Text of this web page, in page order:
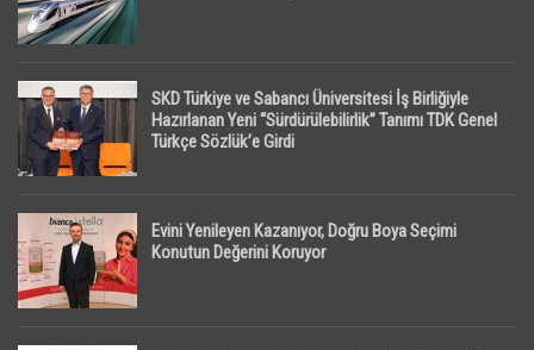
SKD Türkiye ve Sabancı Üniversitesi İş Birliğiyle
Hazırlanan Yeni “Sürdürülebilirlik” Tanımı TDK Genel
Türkçe Sözlük’e Girdi
Evini Yenileyen Kazanıyor, Doğru Boya Seçimi
Konutun Değerini Koruyor